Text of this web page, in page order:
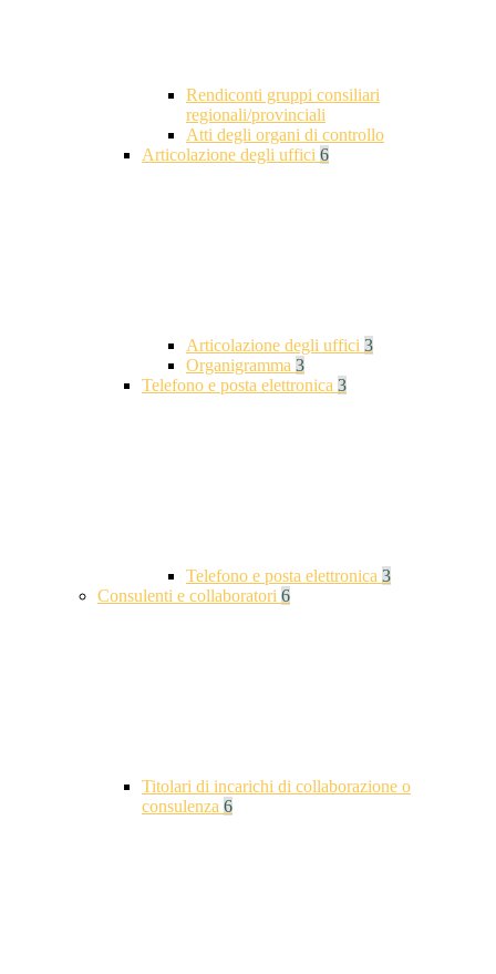
Rendiconti gruppi consiliari
regionali/provinciali
Atti degli organi di controllo
Articolazione degli uffici 6
Articolazione degli uffici 3
Organigramma 3
Telefono e posta elettronica 3
Telefono e posta elettronica 3
Consulenti e collaboratori 6
Titolari di incarichi di collaborazione o
consulenza 6